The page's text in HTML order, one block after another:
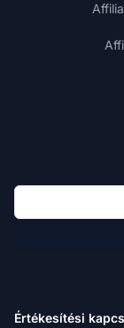
Értékesítési